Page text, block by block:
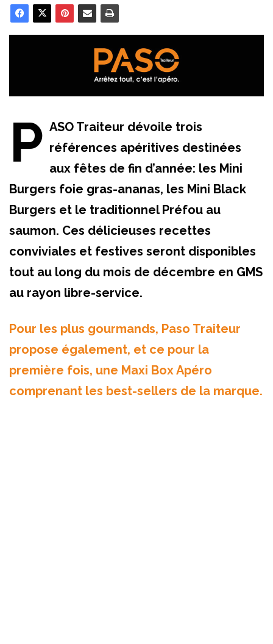
P ASO Traiteur dévoile trois
références apéritives destinées
aux fêtes de fin d’année: les Mini
Burgers foie gras-ananas, les Mini Black
Burgers et le traditionnel Préfou au
saumon. Ces délicieuses recettes
conviviales et festives seront disponibles
tout au long du mois de décembre en GMS
au rayon libre-service.
Pour les plus gourmands, Paso Traiteur
propose également, et ce pour la
première fois, une Maxi Box Apéro
comprenant les best-sellers de la marque.